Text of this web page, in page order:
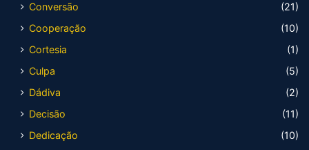
Conversão
(21)
Cooperação
(10)
Cortesia
(1)
Culpa
(5)
Dádiva
(2)
Decisão
(11)
Dedicação
(10)